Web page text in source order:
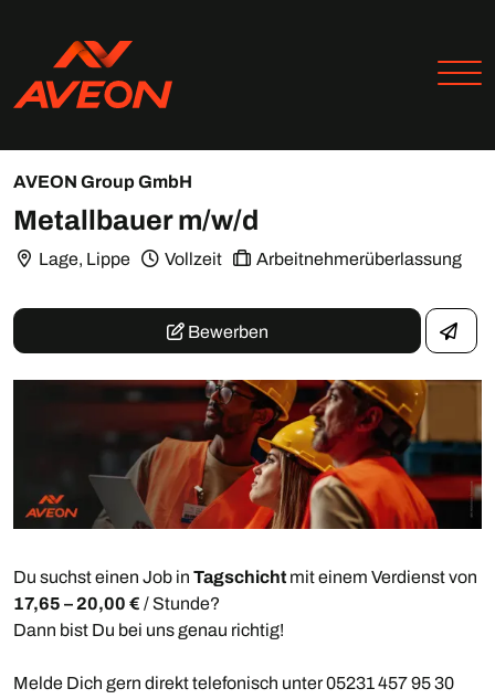
AVEON Group GmbH
Metallbauer m/w/d
Lage, Lippe Vollzeit Arbeitnehmerüberlassung
Bewerben
Du suchst einen Job in Tagschicht mit einem Verdienst von
17,65 – 20,00 € / Stunde?
Dann bist Du bei uns genau richtig!
Melde Dich gern direkt telefonisch unter 05231 457 95 30